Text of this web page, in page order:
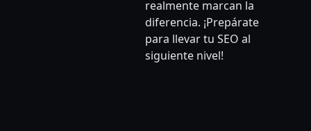
realmente marcan la
diferencia. ¡Prepárate
para llevar tu SEO al
siguiente nivel!